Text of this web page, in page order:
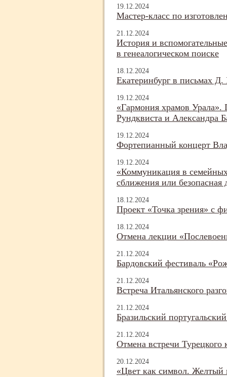
19.12.2024
Мастер-класс по
21.12.2024
История и
в генеалогическом поиске
18.12.2024
Екатеринбург в письмах
19.12.2024
«Гармония храмов Урала».
Рундквиста и Александра
19.12.2024
Фортепианный концерт
19.12.2024
«Коммуникация в
сближения или безопасная
18.12.2024
Проект «Точка зрения» с
18.12.2024
Отмена лекции
21.12.2024
Бардовский фестиваль
21.12.2024
Встреча Итальянского
21.12.2024
Бразильский
21.12.2024
Отмена встречи Турецкого
20.12.2024
«Цвет как символ. Желтый